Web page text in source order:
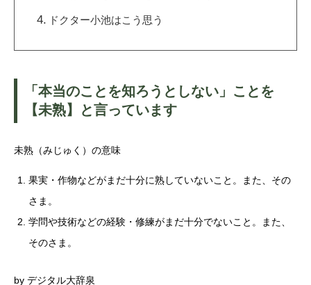
ドクター小池はこう思う
「本当のことを知ろうとしない」ことを
【未熟】と言っています
未熟（みじゅく）の意味
果実・作物などがまだ十分に熟していないこと。また、その
さま。
学問や技術などの経験・修練がまだ十分でないこと。また、
そのさま。
by デジタル大辞泉